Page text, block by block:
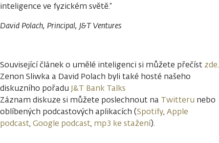
inteligence ve fyzickém světě.“
David Polach, Principal, J&T Ventures
Související článek o umělé inteligenci si můžete přečíst zde.
Zenon Sliwka a David Polach byli také hosté našeho
diskuzního pořadu J&T Bank Talks
Záznam diskuze si můžete poslechnout na Twitteru nebo
oblíbených podcastových aplikacích (Spotify, Apple
podcast, Google podcast, mp3 ke stažení).